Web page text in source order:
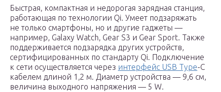
Быстрая, компактная и недорогая зарядная станция,
работающая по технологии Qi. Умеет подзаряжать
не только смартфоны, но и другие гаджеты —
например, Galaxy Watch, Gear S3 и Gear Sport. Также
поддерживается подзарядка других устройств,
сертифицированных по стандарту Qi. Подключение
к сети осуществляется через интерфейс USB Type-C
кабелем длиной 1,2 м. Диаметр устройства — 9,6 см,
величина выходного напряжения — 5 W.